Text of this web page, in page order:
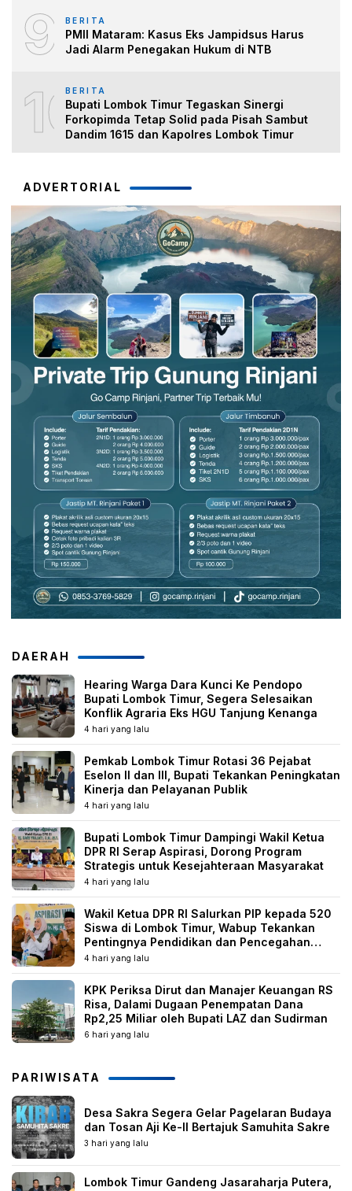
9 BERITA
PMII Mataram: Kasus Eks Jampidsus Harus
Jadi Alarm Penegakan Hukum di NTB
10BERITA
Bupati Lombok Timur Tegaskan Sinergi
Forkopimda Tetap Solid pada Pisah Sambut
Dandim 1615 dan Kapolres Lombok Timur
ADVERTORIAL
DAERAH
Hearing Warga Dara Kunci Ke Pendopo
Bupati Lombok Timur, Segera Selesaikan
Konflik Agraria Eks HGU Tanjung Kenanga
4 hari yang lalu
Pemkab Lombok Timur Rotasi 36 Pejabat
Eselon II dan III, Bupati Tekankan Peningkatan
Kinerja dan Pelayanan Publik
4 hari yang lalu
Bupati Lombok Timur Dampingi Wakil Ketua
DPR RI Serap Aspirasi, Dorong Program
Strategis untuk Kesejahteraan Masyarakat
4 hari yang lalu
Wakil Ketua DPR RI Salurkan PIP kepada 520
Siswa di Lombok Timur, Wabup Tekankan
Pentingnya Pendidikan dan Pencegahan
Perkawinan Anak
4 hari yang lalu
KPK Periksa Dirut dan Manajer Keuangan RS
Risa, Dalami Dugaan Penempatan Dana
Rp2,25 Miliar oleh Bupati LAZ dan Sudirman
6 hari yang lalu
PARIWISATA
Desa Sakra Segera Gelar Pagelaran Budaya
dan Tosan Aji Ke-II Bertajuk Samuhita Sakre
3 hari yang lalu
Lombok Timur Gandeng Jasaraharja Putera,